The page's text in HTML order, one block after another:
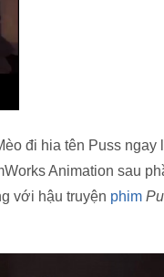
đi hia tên Puss ngay
Animation sau
với hậu truyện phim